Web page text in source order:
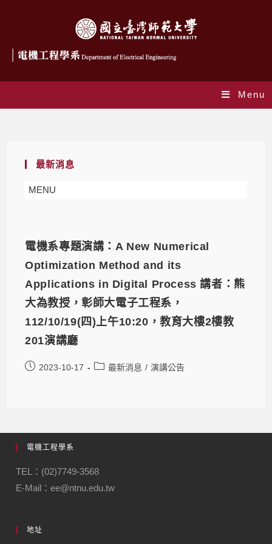
Menu
最新消息
MENU
電機系專題演講：A New Numerical
Optimization Method and its
Applications in Digital Process 講者：熊
大為教授，彰師大電子工程系，
112/10/19(四)上午10:20，教育大樓2樓教
201演講廳
2023-10-17 最新消息 / 演講公告
電機工程學系
TEL：(02)7749-3568
E-Mail：ee@ntnu.edu.tw
地址